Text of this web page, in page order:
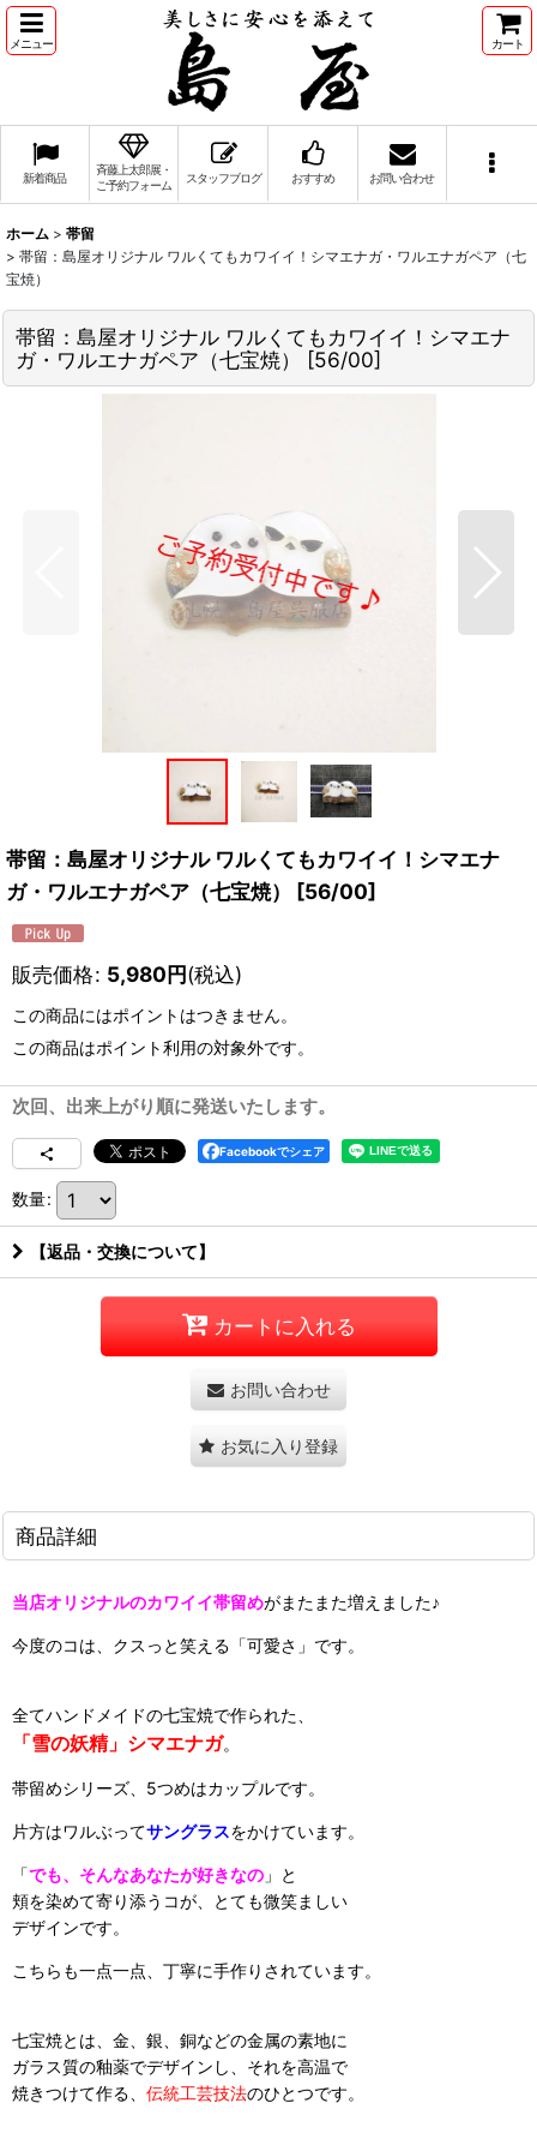
メニュー カート
新着商品
斉藤上太郎展・
ご予約フォーム
スタッフブログ おすすめ お問い合わせ
ホーム > 帯留
> 帯留：島屋オリジナル ワルくてもカワイイ！シマエナガ・ワルエナガペア（七
宝焼）
帯留：島屋オリジナル ワルくてもカワイイ！シマエナ
ガ・ワルエナガペア（七宝焼）
[56/00]
帯留：島屋オリジナル ワルくてもカワイイ！シマエナ
ガ・ワルエナガペア（七宝焼）
[56/00]
販売価格: 5,980円(税込)
この商品にはポイントはつきません。
この商品はポイント利用の対象外です。
次回、出来上がり順に発送いたします。
Facebookでシェア
数量:
【返品・交換について】
カートに入れる
お問い合わせ
お気に入り登録
商品詳細
当店オリジナルのカワイイ帯留めがまたまた増えました♪
今度のコは、クスっと笑える「可愛さ」です。
全てハンドメイドの七宝焼で作られた、
「雪の妖精」シマエナガ。
帯留めシリーズ、5つめはカップルです。
片方はワルぶってサングラスをかけています。
「でも、そんなあなたが好きなの 」と
頬を染めて寄り添うコが、とても微笑ましい
デザインです。
こちらも一点一点、丁寧に手作りされています。
七宝焼とは、金、銀、銅などの金属の素地に
ガラス質の釉薬でデザインし、それを高温で
焼きつけて作る、 伝統工芸技法のひとつです。